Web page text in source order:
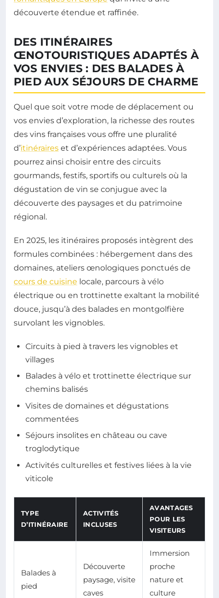
découverte étendue et raffinée.
DES ITINÉRAIRES
ŒNOTOURISTIQUES ADAPTÉS À
VOS ENVIES : DES BALADES À
PIED AUX SÉJOURS DE CHARME
Quel que soit votre mode de déplacement ou
vos envies d’exploration, la richesse des routes
des vins françaises vous offre une pluralité
d’itinéraires et d’expériences adaptées. Vous
pourrez ainsi choisir entre des circuits
gourmands, festifs, sportifs ou culturels où la
dégustation de vin se conjugue avec la
découverte des paysages et du patrimoine
régional.
En 2025, les itinéraires proposés intègrent des
formules combinées : hébergement dans des
domaines, ateliers œnologiques ponctués de
cours de cuisine locale, parcours à vélo
électrique ou en trottinette exaltant la mobilité
douce, jusqu’à des balades en montgolfière
survolant les vignobles.
Circuits à pied à travers les vignobles et
villages
Balades à vélo et trottinette électrique sur
chemins balisés
Visites de domaines et dégustations
commentées
Séjours insolites en château ou cave
troglodytique
Activités culturelles et festives liées à la vie
viticole
TYPE
D’ITINÉRAIRE
ACTIVITÉS
INCLUSES
AVANTAGES
POUR LES
VISITEURS
Balades à
pied
Découverte
paysage, visite
caves
Immersion
proche
nature et
culture